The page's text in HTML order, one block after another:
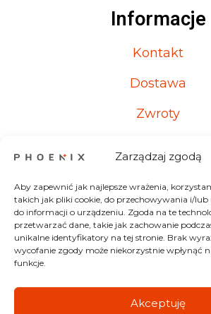
Zarządzaj zgodą
Aby zapewnić jak najlepsze wrażenia,
takich jak pliki cookie, do przechowywania i/
do informacji o urządzeniu. Zgoda na te
przetwarzać dane, takie jak zachowanie
unikalne identyfikatory na tej stronie. Brak
wycofanie zgody może niekorzystnie wpłynąć
funkcje.
Akceptuję
Informacje
Kontakt
Dostawa
Zwroty
Kontakt
Od Poniedziałku do
+48 607 700 537